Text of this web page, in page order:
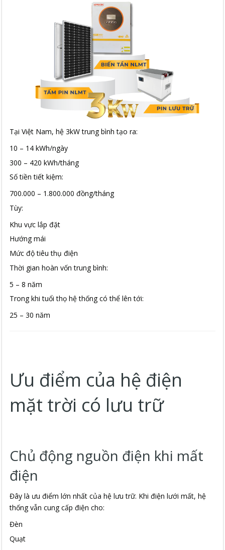
Tại Việt Nam, hệ 3kW trung bình tạo ra:
10 – 14 kWh/ngày
300 – 420 kWh/tháng
Số tiền tiết kiệm:
700.000 – 1.800.000 đồng/tháng
Tùy:
Khu vực lắp đặt
Hướng mái
Mức độ tiêu thụ điện
Thời gian hoàn vốn trung bình:
5 – 8 năm
Trong khi tuổi thọ hệ thống có thể lên tới:
25 – 30 năm
Ưu điểm của hệ điện
mặt trời có lưu trữ
Chủ động nguồn điện khi mất
điện
Đây là ưu điểm lớn nhất của hệ lưu trữ. Khi điện lưới mất, hệ
thống vẫn cung cấp điện cho:
Đèn
Quạt